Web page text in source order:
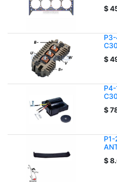
$
P3-
$
P4-
$
P1-
$